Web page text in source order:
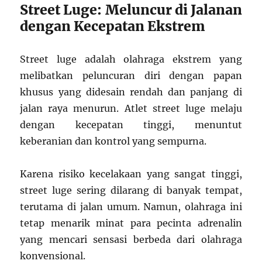
Street Luge: Meluncur di Jalanan
dengan Kecepatan Ekstrem
Street luge adalah olahraga ekstrem yang
melibatkan peluncuran diri dengan papan
khusus yang didesain rendah dan panjang di
jalan raya menurun. Atlet street luge melaju
dengan kecepatan tinggi, menuntut
keberanian dan kontrol yang sempurna.
Karena risiko kecelakaan yang sangat tinggi,
street luge sering dilarang di banyak tempat,
terutama di jalan umum. Namun, olahraga ini
tetap menarik minat para pecinta adrenalin
yang mencari sensasi berbeda dari olahraga
konvensional.